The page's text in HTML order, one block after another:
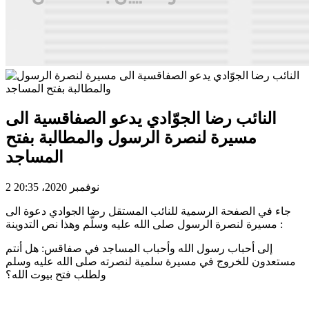
النائب رضا الجوّادي يدعو الصفاقسية الى
مسيرة لنصرة الرسول والمطالبة بفتح
المساجد
2 نوفمبر 2020، 20:35
جاء في الصفحة الرسمية للنائب المستقل رضا الجوادي دعوة الى
مسيرة لنصرة الرسول صلى الله عليه وسلّم وهذا نص التدوينة :
إلى أحباب رسول الله وأحباب المساجد في صفاقس: هل أنتم
مستعدون للخروج في مسيرة سلمية لنصرته صلى الله عليه وسلم
ولطلب فتح بيوت الله؟